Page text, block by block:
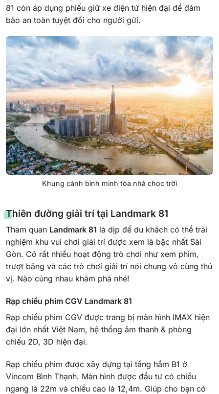
81 còn áp dụng phiếu giữ xe điện tử hiện đại để đảm
bảo an toàn tuyệt đối cho người gửi.
Khung cảnh bình minh tòa nhà chọc trời
Thiên đường giải trí tại Landmark 81
Tham quan Landmark 81 là dịp để du khách có thể trải
nghiệm khu vui chơi giải trí được xem là bậc nhất Sài
Gòn. Có rất nhiều hoạt động trò chơi như xem phim,
trượt băng và các trò chơi giải trí nói chung vô cùng thú
vị. Nào cùng nhau khám phá nhé!
Rạp chiếu phim CGV Landmark 81
Rạp chiếu phim CGV được trang bị màn hình IMAX hiện
đại lớn nhất Việt Nam, hệ thống âm thanh & phòng
chiếu 2D, 3D hiện đại.
Rạp chiếu phim được xây dựng tại tầng hầm B1 ở
Vincom Bình Thạnh. Màn hình được đầu tư có chiều
ngang là 22m và chiều cao là 12,4m. Giúp cho bạn có